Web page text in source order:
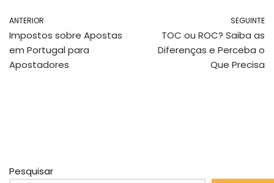
ANTERIOR
Impostos sobre Apostas
em Portugal para
Apostadores
SEGUINTE
TOC ou ROC? Saiba as
Diferenças e Perceba o
Que Precisa
Pesquisar